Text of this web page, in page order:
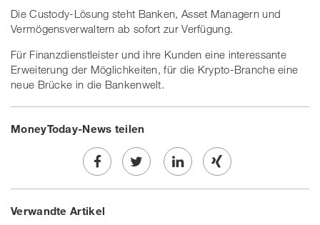
Die Custody-Lösung steht Banken, Asset Managern und
Vermögensverwaltern ab sofort zur Verfügung.
Für Finanzdienstleister und ihre Kunden eine interessante
Erweiterung der Möglichkeiten, für die Krypto-Branche eine
neue Brücke in die Bankenwelt.
MoneyToday-News teilen
Share
on
Twe
Share Share
Verwandte Artikel